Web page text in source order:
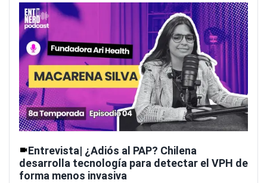
Entrevista| ¿Adiós al PAP? Chilena
desarrolla tecnología para detectar el VPH de
forma menos invasiva